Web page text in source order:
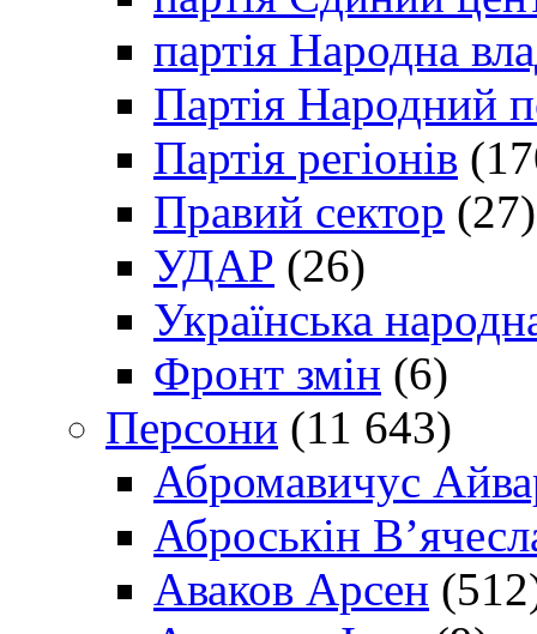
партія Народна
Партія Народний
Партія регіонів
Правий сектор (27)
УДАР (26)
Українська
Фронт змін (6)
Персони (11 643)
Абромавичус
Аброськін
Аваков Арсен